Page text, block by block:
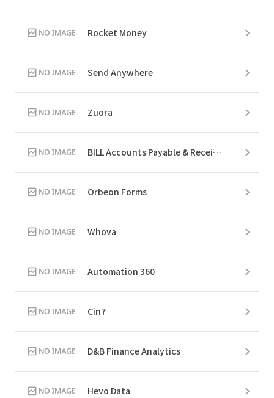
Rocket Money
Send Anywhere
Zuora
BILL Accounts Payable & Receivable
Orbeon Forms
Whova
Automation 360
Cin7
D&B Finance Analytics
Hevo Data